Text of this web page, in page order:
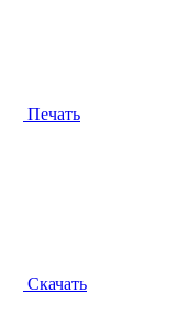
Печать
Скачать